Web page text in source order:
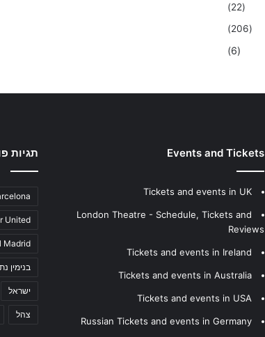
(22)
(206)
(6)
Events and Tickets
Tickets and events in UK
London Theatre - Schedule, Tickets and
Reviews
Tickets and events in Ireland
Tickets and events in Australia
Tickets and events in USA
Russian Tickets and events in Germany
תגיות
United
Madrid
בנימין
ישראל
צהל